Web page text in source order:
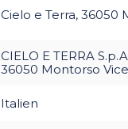
Cielo e Terra, 36050
CIELO E TERRA
36050 Montorso
Italien